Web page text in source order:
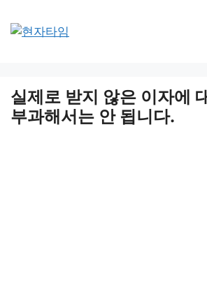
실제로 받지 않은 이자에
부과해서는 안 됩니다.